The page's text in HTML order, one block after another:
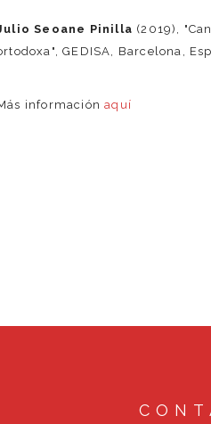
Seoane Pinilla (2019),
GEDISA, Barcelona,
informaciónaquí